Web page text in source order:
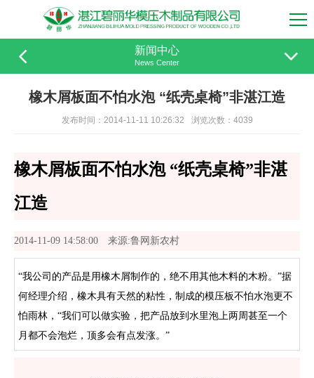
新闻中心
News Center
橡木屑板面不怕水泡 “纸壳桌椅”非湛江造
发布时间：2014-11-11 10:26:32 浏览次数：4039
橡木屑板面不怕水泡 “纸壳桌椅”非湛
江造
2014-11-09 14:58:00 来源:鲁网新农村
“我公司的产品是用橡木屑制作的，绝不用其他木料的木粉。”据
何经理介绍，橡木具有天然的粘性，制成的模压板不怕水泡更不
怕雨林，“我们可以做实验，把产品放到水里泡上两周甚至一个
月都不会泡烂，顶多会有点发涨。”